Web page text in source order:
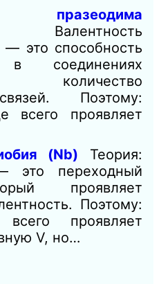
празеодима
— это способность
в соединениях
количество
Поэтому:
всего проявляет
(Nb) Теория:
это переходный
проявляет
Поэтому:
проявляет
V, но…